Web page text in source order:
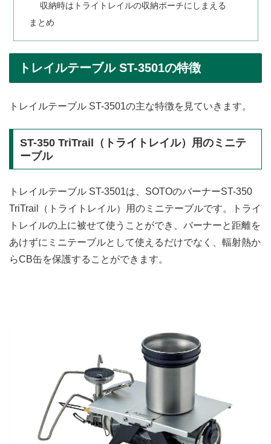
収納時はトライトレイルの収納ポーチにしまえる
まとめ
トレイルテーブル ST-3501の特徴
トレイルテーブル ST-3501の主な特徴を見ていきます。
ST-350 TriTrail（トライトレイル）用のミニテ
ーブル
トレイルテーブル ST-3501は、SOTOのバーナーST-350
TriTrail（トライトレイル）用のミニテーブルです。トライ
トレイルの上に被せて使うことができ、バーナーと距離を
あけずにミニテーブルとして使えるだけでなく、輻射熱か
らCB缶を保護することができます。